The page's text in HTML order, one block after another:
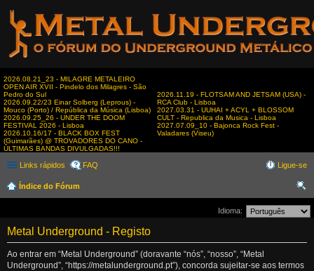
2026.08.21_23 - MILAGRE METALEIRO
OPEN AIR XVII - Pindelo dos Milagres - São
Pedro do Sul
2026.09.22/23 Einar Solberg (Leprous) -
Mouco (Porto) / República da Música (Lisboa)
2026.09.25_26 - UNDER THE DOOM
FESTIVAL 2026 - Lisboa
2026.10.16/17 - BLACK BOX FEST
(Guimarães) @ TROVADORES DO CANO -
ÚLTIMAS BANDAS DIVULGADAS!!!
2026.11.19 - FLOTSAM AND JETSAM (USA) -
RCA Club - Lisboa
2027.03.31 - UUHAI + ACYL + BLOSSOM
CULT - Republica da Musica - Lisboa
2027.07.09_10 - Bajonca Rock Fest -
Valadares (Viseu)
Links rápidos FAQ Ligue-se
Índice do Fórum
qui
Idioma:
Metal Underground - Registo
Ao entrar em “Metal Underground” (doravante “nós”, “nosso”, “Metal
Underground”, “https://metalunderground.pt”), concorda sujeitar-se aos termos